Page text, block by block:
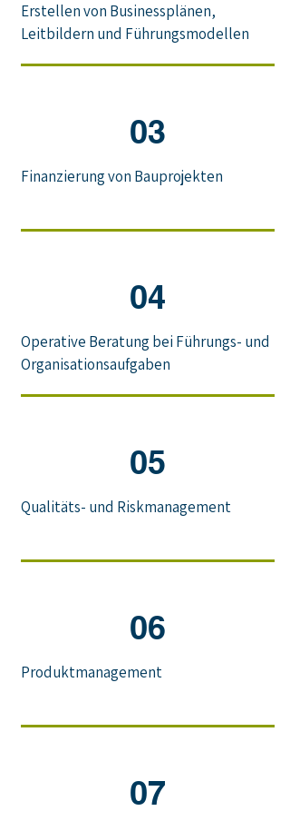
Erstellen von Businessplänen,
Leitbildern und Führungsmodellen
03
Finanzierung von Bauprojekten
04
Operative Beratung bei Führungs- und
Organisationsaufgaben
05
Qualitäts- und Riskmanagement
06
Produktmanagement
07